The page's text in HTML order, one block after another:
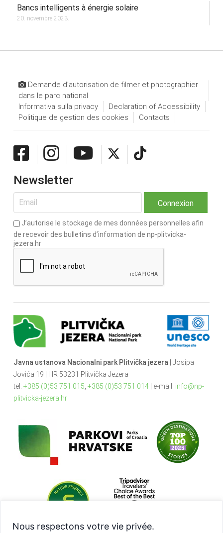
Nous respectons votre vie privée.
Bancs intelligents à énergie solaire
20. novembre 2023.
Demande d’autorisation de filmer et photographier
dans le parc national
Informativa sulla privacy
Declaration of Accessibility
Politique de gestion des cookies
Contacts
Newsletter
J’autorise le stockage de mes données personnelles afin
de recevoir des bulletins d’information de np-plitvicka-
jezera.hr
Javna ustanova Nacionalni park Plitvička jezera| Josipa
Jovića 19 | HR 53231 Plitvička Jezera
tel: +385 (0)53 751 015, +385 (0)53 751 014| e-mail: info@np-
plitvicka-jezera.hr